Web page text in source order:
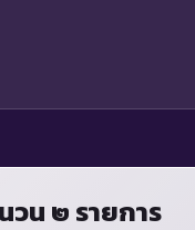
น ๒ รายการ